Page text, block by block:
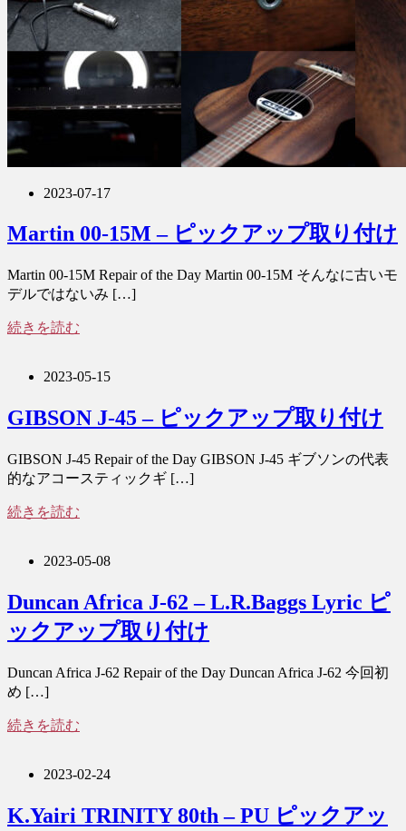
2023-07-17
Martin 00-15M – ピックアップ取り付け
Martin 00-15M Repair of the Day Martin 00-15M そんなに古いモ
デルではないみ […]
続きを読む
2023-05-15
GIBSON J-45 – ピックアップ取り付け
GIBSON J-45 Repair of the Day GIBSON J-45 ギブソンの代表
的なアコースティックギ […]
続きを読む
2023-05-08
Duncan Africa J-62 – L.R.Baggs Lyric ピ
ックアップ取り付け
Duncan Africa J-62 Repair of the Day Duncan Africa J-62 今回初
め […]
続きを読む
2023-02-24
K.Yairi TRINITY 80th – PU ピックアッ